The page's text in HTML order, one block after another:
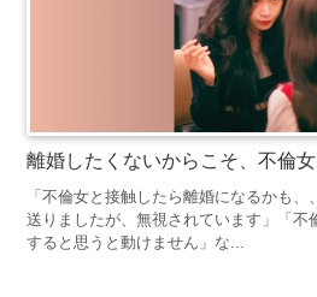
離婚したくないからこそ、不倫
「不倫女と接触したら離婚になるかも
送りましたが、無視されています」「不
すると思うと動けません」な...